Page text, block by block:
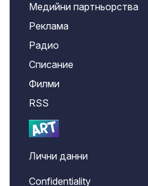
Медийни партньорства
Реклама
Радио
Списание
Филми
RSS
Лични данни
Confidentiality